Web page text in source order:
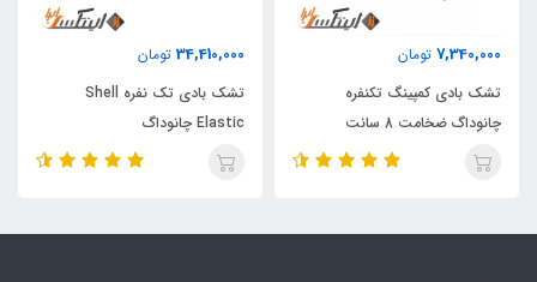
7,340,000 تومان
تشک بادی کمپینگ تکنفره
چانوداگ ضخامت 8 سانت
34,410,000 تومان
تشک بادی تک نفره Shell
Elastic چانوداگ